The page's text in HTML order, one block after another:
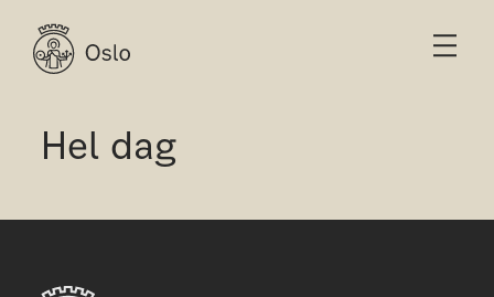
Hel dag